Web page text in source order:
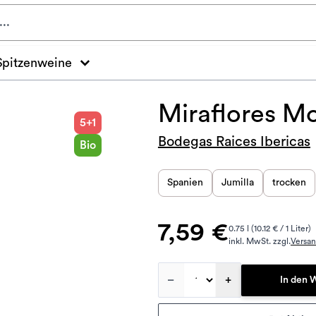
5+1
Bio
Miraflores
Bodegas Raices Ibericas
Spanien Jumilla trocken
7,59 €0.75 l (10.12 € / 1 Liter)
inkl. MwSt. zzgl.
– + In den